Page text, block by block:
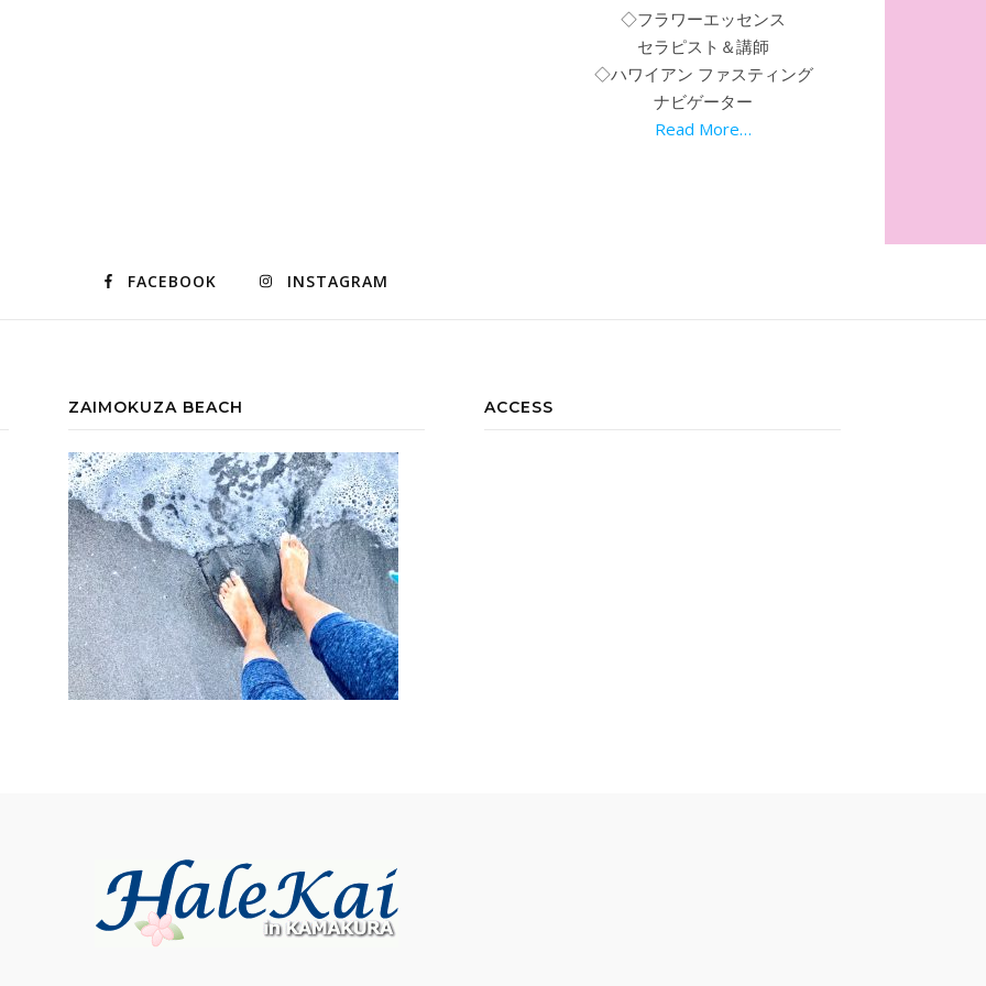
◇フラワーエッセンス
セラピスト＆講師
◇ハワイアン ファスティング
ナビゲーター
Read More…
FACEBOOK INSTAGRAM
ZAIMOKUZA BEACH ACCESS